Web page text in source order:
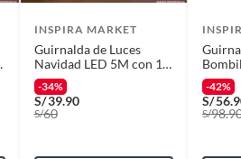
5 metros
INSPIRA MARKET
Guirnalda de Luces
Navidad LED 5M con 10
focos Multicolores
-34%
S/39.90
S/60
-42%
S/
S/